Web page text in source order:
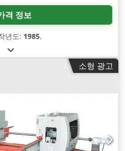
격 정보
년도: 1985,
소형 광고